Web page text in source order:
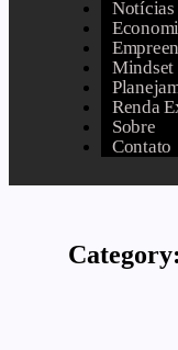
Notícias
Mindset
Renda
Sobre
Contato
Category: